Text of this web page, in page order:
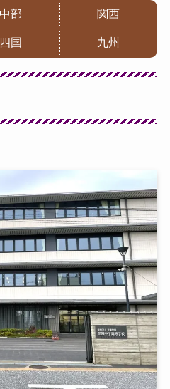
中部 関西
四国 九州